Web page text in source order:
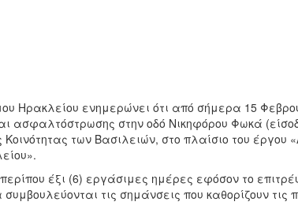
Ηρακλείου ενημερώνει ότι από σήμερα 15
ασφαλτόστρωσης στην οδό Νικηφόρου Φωκά
Κοινότητας των Βασιλειών, στο πλαίσιο του
έξι (6) εργάσιμες ημέρες εφόσον το
τις σημάνσεις που καθορίζουν τις